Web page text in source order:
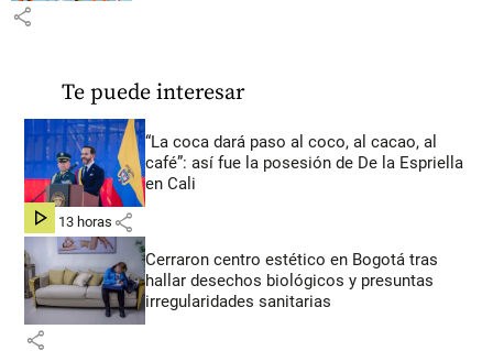
share
Te puede interesar
“La coca dará paso al coco, al cacao, al
café”: así fue la posesión de De la Espriella
en Cali
hace 13 horas share
Cerraron centro estético en Bogotá tras
hallar desechos biológicos y presuntas
irregularidades sanitarias
share